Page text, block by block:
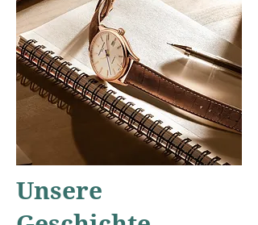
Unsere